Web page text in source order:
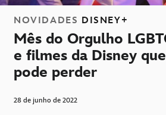
NOVIDADES DISNEY+
Mês do Orgulho
e filmes da Disney
pode perder
28 de junho de 2022